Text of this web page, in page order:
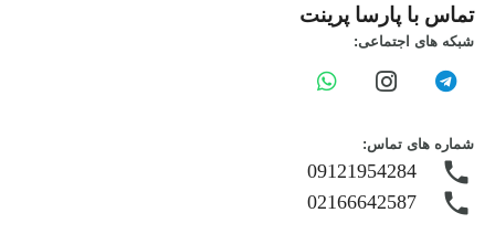
تماس با پارسا پرینت
شبکه های اجتماعی:
شماره های تماس:
phone
09121954284
phone
02166642587